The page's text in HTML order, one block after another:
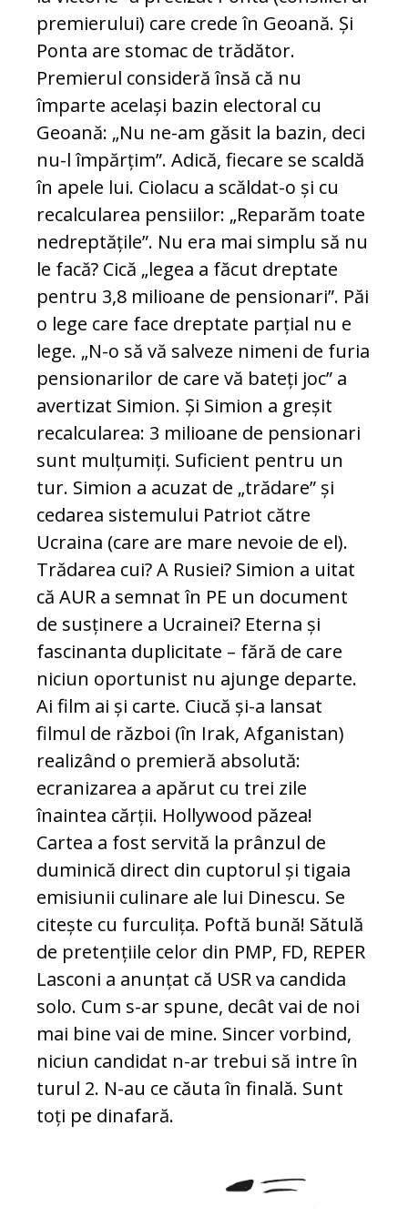
premierului) care crede în Geoană. Și
Ponta are stomac de trădător.
Premierul consideră însă că nu
împarte același bazin electoral cu
Geoană: „Nu ne-am găsit la bazin, deci
nu-l împărțim”. Adică, fiecare se scaldă
în apele lui. Ciolacu a scăldat-o și cu
recalcularea pensiilor: „Reparăm toate
nedreptățile”. Nu era mai simplu să nu
le facă? Cică „legea a făcut dreptate
pentru 3,8 milioane de pensionari”. Păi
o lege care face dreptate parțial nu e
lege. „N-o să vă salveze nimeni de furia
pensionarilor de care vă bateți joc” a
avertizat Simion. Și Simion a greșit
recalcularea: 3 milioane de pensionari
sunt mulțumiți. Suficient pentru un
tur. Simion a acuzat de „trădare” și
cedarea sistemului Patriot către
Ucraina (care are mare nevoie de el).
Trădarea cui? A Rusiei? Simion a uitat
că AUR a semnat în PE un document
de susținere a Ucrainei? Eterna și
fascinanta duplicitate – fără de care
niciun oportunist nu ajunge departe.
Ai film ai și carte. Ciucă și-a lansat
filmul de război (în Irak, Afganistan)
realizând o premieră absolută:
ecranizarea a apărut cu trei zile
înaintea cărții. Hollywood păzea!
Cartea a fost servită la prânzul de
duminică direct din cuptorul și tigaia
emisiunii culinare ale lui Dinescu. Se
citește cu furculița. Poftă bună! Sătulă
de pretențiile celor din PMP, FD, REPER
Lasconi a anunțat că USR va candida
solo. Cum s-ar spune, decât vai de noi
mai bine vai de mine. Sincer vorbind,
niciun candidat n-ar trebui să intre în
turul 2. N-au ce căuta în finală. Sunt
toți pe dinafară.